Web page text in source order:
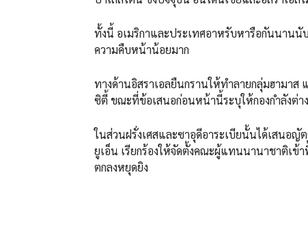
ทั้งนี้ อเมริกาและประเทศอาหรับหารือกันนานนั
ความคืบหน้าน้อยมาก
ทางด้านอิสราเอลยืนกรานให้ทำลายกลุ่มฮามาส
ซิตี้ ขณะที่ข้อเสนอก่อนหน้านี้ระบุให้กองกำลังต่
ในส่วนฝรั่งเศสและซาอุดีอาระเบียนั้นได้เสนอ
ยูเอ็น เรียกร้องให้จัดตั้งคณะผู้แทนนานาชาติเข้
ตกลงหยุดยิง